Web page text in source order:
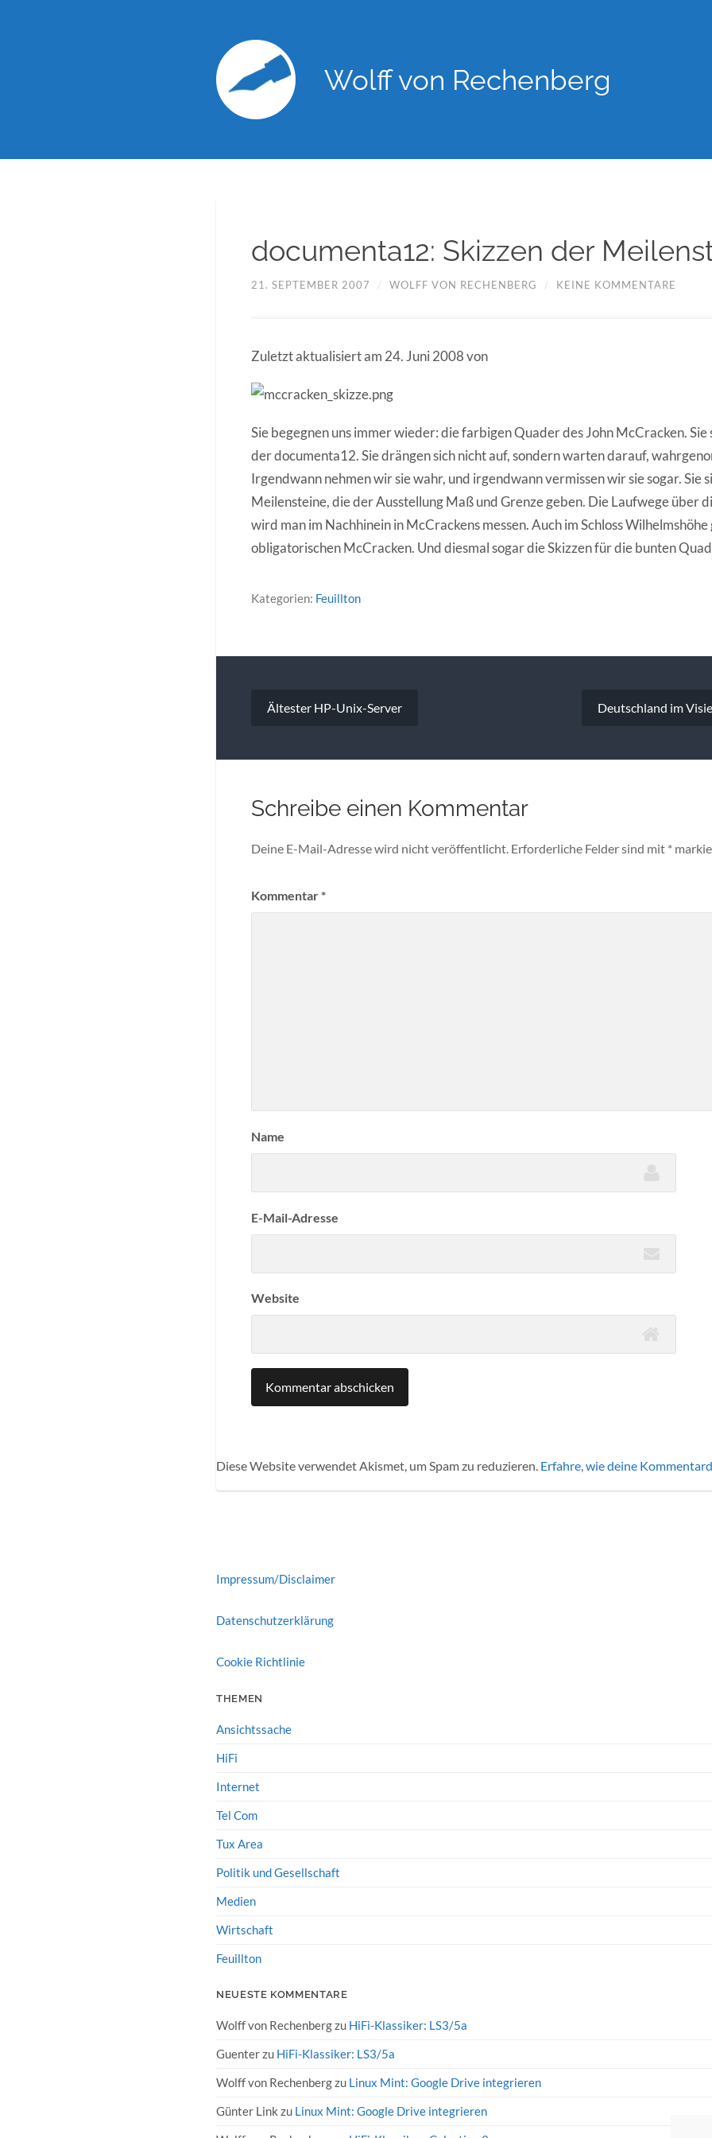
Wolff von Rechenberg
documenta12: Skizzen der
21. SEPTEMBER 2007 / WOLFF VON RECHENBERG / KEINE KOMMENTARE
Zuletzt aktualisiert am 24. Juni 2008 von
Sie begegnen uns immer wieder: die farbigen Quader des John McCracken.
der documenta12. Sie drängen sich nicht auf, sondern warten darauf,
Irgendwann nehmen wir sie wahr, und irgendwann vermissen wir sie sogar. Sie
Meilensteine, die der Ausstellung Maß und Grenze geben. Die Laufwege über
wird man im Nachhinein in McCrackens messen. Auch im Schloss Wilhelmshöhe
obligatorischen McCracken. Und diesmal sogar die Skizzen für die bunten
Kategorien: Feuillton
Ältester HP-Unix-Server Deutschland im
Schreibe einen Kommentar
Deine E-Mail-Adresse wird nicht veröffentlicht. Erforderliche Felder sind mit *
Kommentar*
Name
E-Mail-Adresse
Website
Diese Website verwendet Akismet, um Spam zu reduzieren. Erfahre, wie deine
Impressum/Disclaimer
Datenschutzerklärung
Cookie Richtlinie
THEMEN
Ansichtssache
HiFi
Internet
Tel Com
Tux Area
Politik und Gesellschaft
Medien
Wirtschaft
Feuillton
NEUESTE KOMMENTARE
Wolff von Rechenbergzu HiFi-Klassiker: LS3/5a
Guenterzu HiFi-Klassiker: LS3/5a
Wolff von Rechenbergzu Linux Mint: Google Drive integrieren
Günter Link zu Linux Mint: Google Drive integrieren